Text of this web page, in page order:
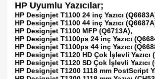
HP Uyumlu Yazıcılar;
HP Designjet T1100 24 inç Yazıcı
HP Designjet T1100 44 inç Yazıcı
HP Designjet T1100 MFP (Q6713A),
HP Designjet T1100ps 24 inç Yazıcı
HP Designjet T1100ps 44 inç Yazıcı
HP Designjet T1120 HD Çok İşlevli Yazıcı
HP Designjet T1120 SD Çok İşlevli Yazıcı
HP Designjet T1200 1118 mm PostScript